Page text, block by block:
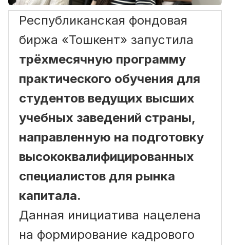
Республиканская фондовая
биржа «Тошкент» запустила
трёхмесячную программу
практического обучения для
студентов ведущих высших
учебных заведений страны,
направленную на подготовку
высококвалифицированных
специалистов для рынка
капитала.
Данная инициатива нацелена
на формирование кадрового